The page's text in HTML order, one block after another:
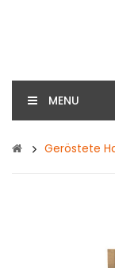
MENU
Geröstete